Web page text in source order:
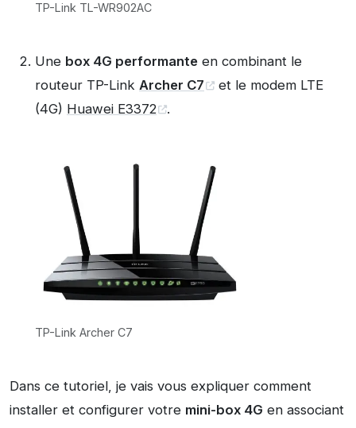
TP-Link TL-WR902AC
Une box 4G performante en combinant le
routeur TP-Link Archer C7
et le modem LTE
(4G) Huawei E3372 .
TP-Link Archer C7
Dans ce tutoriel, je vais vous expliquer comment
installer et configurer votre mini-box 4G en associant